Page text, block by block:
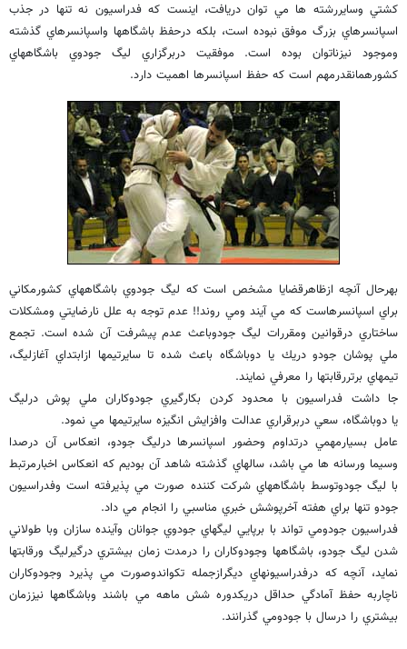
كشتي وسايررشته ها مي توان دريافت، اينست كه فدراسيون نه تنها در جذب
اسپانسرهاي بزرگ موفق نبوده است، بلكه درحفظ باشگاهها واسپانسرهاي گذشته
وموجود نيزناتوان بوده است. موفقيت دربرگزاري ليگ جودوي باشگاههاي
كشورهمانقدرمهم است كه حفظ اسپانسرها اهميت دارد.
بهرحال آنچه ازظاهرقضايا مشخص است كه ليگ جودوي باشگاههاي كشورمكاني
براي اسپانسرهاست كه مي آيند ومي روند!! عدم توجه به علل نارضايتي ومشكلات
ساختاري درقوانين ومقررات ليگ جودوباعث عدم پيشرفت آن شده است. تجمع
ملي پوشان جودو دريك يا دوباشگاه باعث شده تا سايرتيمها ازابتداي آغازليگ،
تيمهاي برتررقابتها را معرفي نمايند.
جا داشت فدراسيون با محدود كردن بكارگيري جودوكاران ملي پوش درليگ
يا دوباشگاه، سعي دربرقراري عدالت وافزايش انگيزه سايرتيمها مي نمود.
عامل بسيارمهمي درتداوم وحضور اسپانسرها درليگ جودو، انعكاس آن درصدا
وسيما ورسانه ها مي باشد، سالهاي گذشته شاهد آن بوديم كه انعكاس اخبارمرتبط
با ليگ جودوتوسط باشگاههاي شركت كننده صورت مي پذيرفته است وفدراسيون
جودو تنها براي هفته آخرپوشش خبري مناسبي را انجام مي داد.
فدراسيون جودومي تواند با برپايي ليگهاي جودوي جوانان وآينده سازان وبا طولاني
شدن ليگ جودو، باشگاهها وجودوكاران را درمدت زمان بيشتري درگيرليگ ورقابتها
نمايد، آنچه كه درفدراسيونهاي ديگرازجمله تكواندوصورت مي پذيرد وجودوكاران
ناچاربه حفظ آمادگي حداقل دريكدوره شش ماهه مي باشند وباشگاهها نيززمان
بيشتري را درسال با جودومي گذرانند.